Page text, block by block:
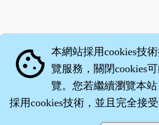
cookie 本網站採用cookies技
覽服務，關閉cookies
覽。您若繼續瀏覽本
採用cookies技術，並且完全接